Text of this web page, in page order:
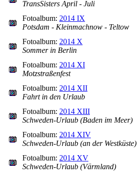
TransSisters April - Juli
Fotoalbum: 2014 IX
Potsdam - Kleinmachnow - Teltow
Fotoalbum: 2014 X
Sommer in Berlin
Fotoalbum: 2014 XI
Motzstraßenfest
Fotoalbum: 2014 XII
Fahrt in den Urlaub
Fotoalbum: 2014 XIII
Schweden-Urlaub (Baden im Meer)
Fotoalbum: 2014 XIV
Schweden-Urlaub (an der Westküste)
Fotoalbum: 2014 XV
Schweden-Urlaub (Värmland)